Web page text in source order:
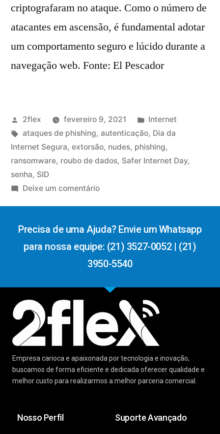
criptografaram no ataque. Como o número de
atacantes em ascensão, é fundamental adotar
um comportamento seguro e lúcido durante a
navegação web. Fonte: El Pescador
2flex fevereiro 9, 2021
Internet
ataques de phishing, autenticação, Dia da
Internet Segura, extorsão, nudes, phishing,
ransomware, roubo de dados, Safer Internet Day,
senha, SID
Deixe um comentário
Precisa de uma Ajuda? Envie um Whatsapp
para nossa equipe: (21) 3527-0052 | (21)
3950-5540
Empresa carioca e apaixonada por tecnologia e inovação,
buscamos de forma eficiente e dedicada oferecer qualidade e
melhor custo para realizarmos a melhor parceria comercial.
Nosso Perfil Suporte Avançado